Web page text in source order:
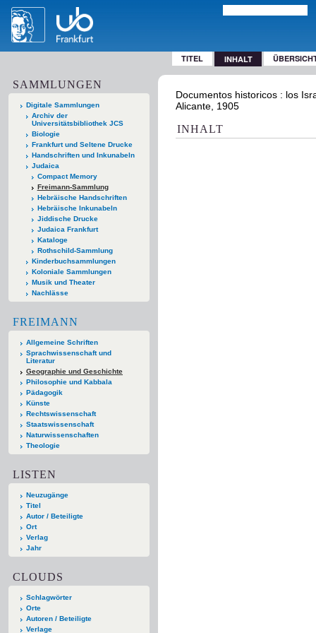
TITEL INHALT
SAMMLUNGEN
Digitale Sammlungen
Archiv der
Universitätsbibliothek JCS
Biologie
Frankfurt und Seltene Drucke
Handschriften und Inkunabeln
Judaica
Compact Memory
Freimann-Sammlung
Hebräische Handschriften
Hebräische Inkunabeln
Jiddische Drucke
Judaica Frankfurt
Kataloge
Rothschild-Sammlung
Kinderbuchsammlungen
Koloniale Sammlungen
Musik und Theater
Nachlässe
FREIMANN
Allgemeine Schriften
Sprachwissenschaft und
Literatur
Geographie und Geschichte
Philosophie und Kabbala
Pädagogik
Künste
Rechtswissenschaft
Staatswissenschaft
Naturwissenschaften
Theologie
LISTEN
Neuzugänge
Titel
Autor / Beteiligte
Ort
Verlag
Jahr
CLOUDS
Schlagwörter
Orte
Autoren / Beteiligte
Verlage
Documentos historicos : los
Alicante, 1905
INHALT